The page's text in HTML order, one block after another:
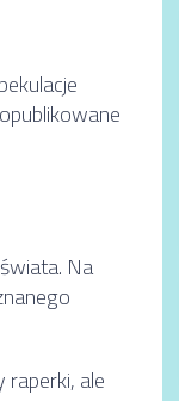
Na
ale